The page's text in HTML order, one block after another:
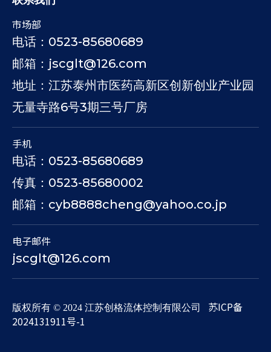
市场部
电话：0523-85680689
邮箱：jscglt@126.com
地址：江苏泰州市医药高新区创新创业产业园
无量寺路6号3期三号厂房
手机
电话：0523-85680689
传真：0523-85680002
邮箱：cyb8888cheng@yahoo.co.jp
电子邮件
jscglt@126.com
​版权所有 © 2024 江苏创格流体控制有限公司 苏ICP备
2024131911号-1